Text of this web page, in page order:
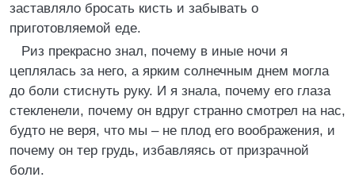
заставляло бросать кисть и забывать о
приготовляемой еде.
Риз прекрасно знал, почему в иные ночи я
цеплялась за него, а ярким солнечным днем могла
до боли стиснуть руку. И я знала, почему его глаза
стекленели, почему он вдруг странно смотрел на нас,
будто не веря, что мы – не плод его воображения, и
почему он тер грудь, избавляясь от призрачной
боли.